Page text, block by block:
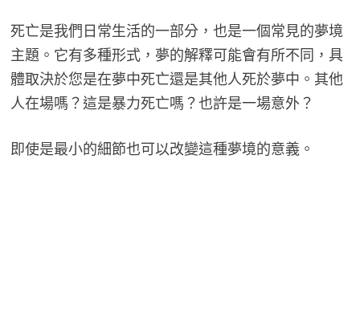
死亡是我們日常生活的一部分，也是一個常見的夢境
主題。它有多種形式，夢的解釋可能會有所不同，具
體取決於您是在夢中死亡還是其他人死於夢中。其他
人在場嗎？這是暴力死亡嗎？也許是一場意外？
即使是最小的細節也可以改變這種夢境的意義。